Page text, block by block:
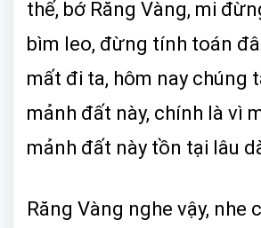
thế, bớ Răng Vàng, mi
bìm leo, đừng tính toán
mất đi ta, hôm nay chúng
mảnh đất này, chính là vì
mảnh đất này tồn tại lâu
Răng Vàng nghe vậy, nhe